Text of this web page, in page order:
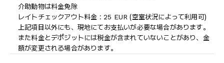
介助動物は料金免除
レイトチェックアウト料金 : 25 EUR (空室状況によって利用可)
上記項目以外にも、現地にてお支払いが必要な場合があります。
また料金とデポジットには税金が含まれていないことがあり、金
額が変更される場合があります。